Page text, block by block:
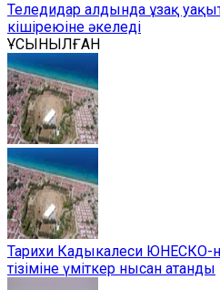
Теледидар алдында ұзақ
кішіреюіне әкеледі
ҰСЫНЫЛҒАН
Тарихи Кадыкалеси ЮНЕСКО-
тізіміне үміткер нысан атанды